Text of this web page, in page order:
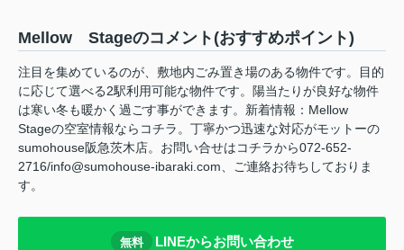
Mellow Stageのコメント(おすすめポイント)
注目を集めているのが、敷地内ごみ置き場のある物件です。目的
に応じて選べる2駅利用可能な物件です。陽当たりが良好な物件
は寒い冬も暖かく過ごす事ができます。新着情報：Mellow
Stageの空室情報ならコチラ。丁寧かつ迅速な対応がモットーの
sumohouse阪急茨木店。お問い合せはコチラから072-652-
2716/info@sumohouse-ibaraki.com、ご連絡お待ちしておりま
す。
無料 LINEからお問い合わせ